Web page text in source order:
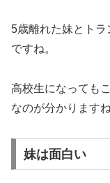
5歳離れた妹とト
ですね。
高校生になっても
なのが分かりますね
妹は面白い